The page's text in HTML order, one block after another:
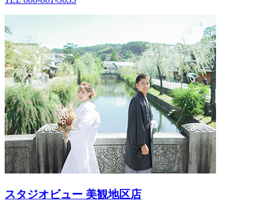
スタジオビュー 美観地区店